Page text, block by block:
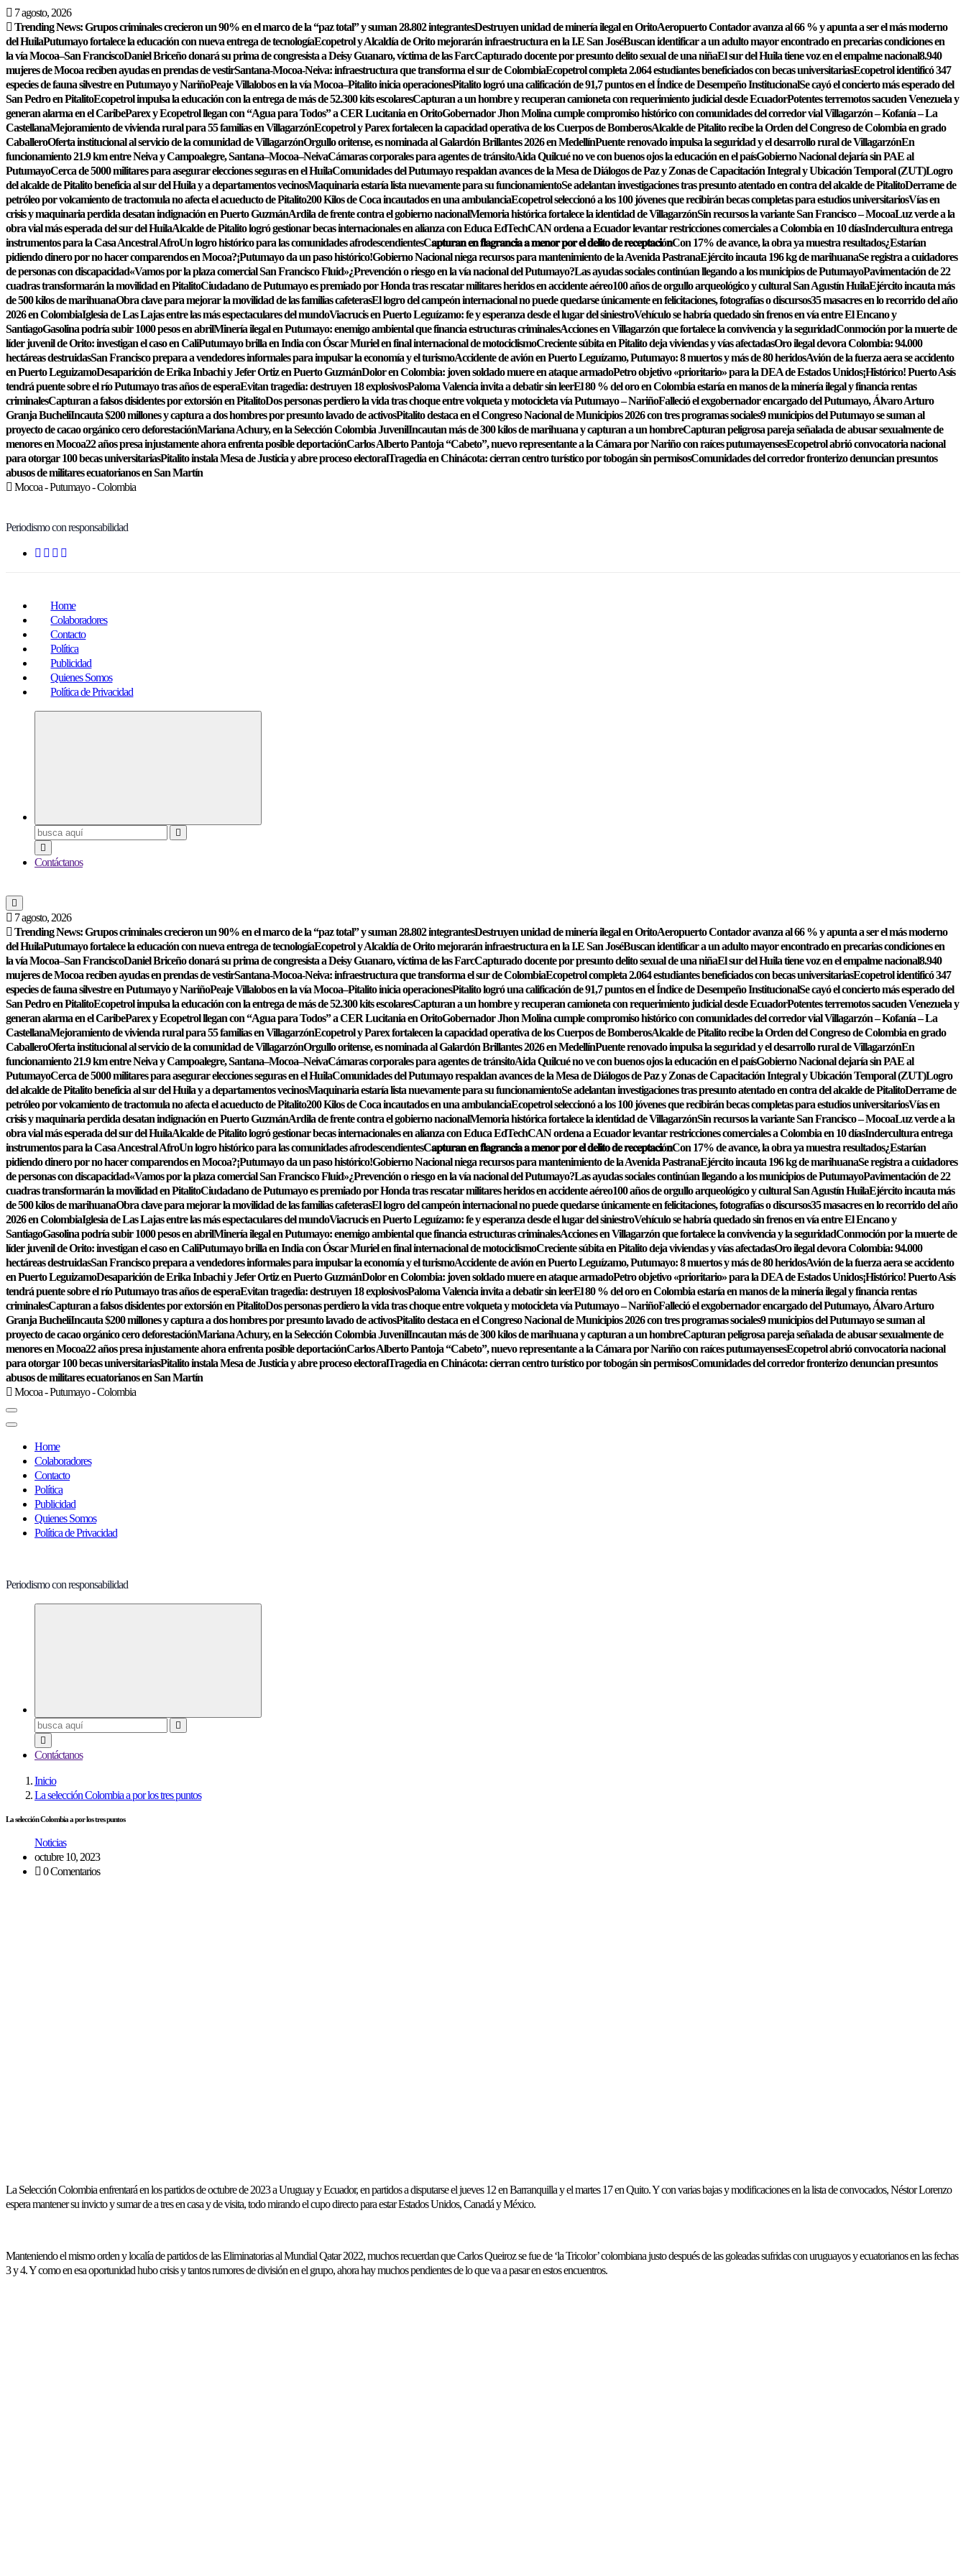
Saltar
al
contenido
7 agosto, 2026
Trending News:Grupos criminales crecieron un 90% en el marco de la “paz total” y suman 28.802 integrantesDestruyen unidad de minería ilegal en OritoAeropuerto Contador avanza al 66 % y apunta a ser el más moderno
del HuilaPutumayo fortalece la educación con nueva entrega de tecnologíaEcopetrol y Alcaldía de Orito mejorarán infraestructura en la I.E San JoséBuscan identificar a un adulto mayor encontrado en precarias condiciones en
la vía Mocoa–San FranciscoDaniel Briceño donará su prima de congresista a Deisy Guanaro, víctima de las FarcCapturado docente por presunto delito sexual de una niñaEl sur del Huila tiene voz en el empalme nacional8.940
mujeres de Mocoa reciben ayudas en prendas de vestirSantana-Mocoa-Neiva: infraestructura que transforma el sur de ColombiaEcopetrol completa 2.064 estudiantes beneficiados con becas universitariasEcopetrol identificó 347
especies de fauna silvestre en Putumayo y NariñoPeaje Villalobos en la vía Mocoa–Pitalito inicia operacionesPitalito logró una calificación de 91,7 puntos en el Índice de Desempeño InstitucionalSe cayó el concierto más esperado del
San Pedro en PitalitoEcopetrol impulsa la educación con la entrega de más de 52.300 kits escolaresCapturan a un hombre y recuperan camioneta con requerimiento judicial desde EcuadorPotentes terremotos sacuden Venezuela y
generan alarma en el CaribeParex y Ecopetrol llegan con “Agua para Todos” a CER Lucitania en OritoGobernador Jhon Molina cumple compromiso histórico con comunidades del corredor vial Villagarzón – Kofanía – La
CastellanaMejoramiento de vivienda rural para 55 familias en VillagarzónEcopetrol y Parex fortalecen la capacidad operativa de los Cuerpos de BomberosAlcalde de Pitalito recibe la Orden del Congreso de Colombia en grado
CaballeroOferta institucional al servicio de la comunidad de VillagarzónOrgullo oritense, es nominada al Galardón Brillantes 2026 en MedellínPuente renovado impulsa la seguridad y el desarrollo rural de VillagarzónEn
funcionamiento 21.9 km entre Neiva y Campoalegre, Santana–Mocoa–NeivaCámaras corporales para agentes de tránsitoAida Quilcué no ve con buenos ojos la educación en el paísGobierno Nacional dejaría sin PAE al
PutumayoCerca de 5000 militares para asegurar elecciones seguras en el HuilaComunidades del Putumayo respaldan avances de la Mesa de Diálogos de Paz y Zonas de Capacitación Integral y Ubicación Temporal (ZUT)Logro
del alcalde de Pitalito beneficia al sur del Huila y a departamentos vecinosMaquinaria estaría lista nuevamente para su funcionamientoSe adelantan investigaciones tras presunto atentado en contra del alcalde de PitalitoDerrame de
petróleo por volcamiento de tractomula no afecta el acueducto de Pitalito200 Kilos de Coca incautados en una ambulanciaEcopetrol seleccionó a los 100 jóvenes que recibirán becas completas para estudios universitariosVías en
crisis y maquinaria perdida desatan indignación en Puerto GuzmánArdila de frente contra el gobierno nacionalMemoria histórica fortalece la identidad de VillagarzónSin recursos la variante San Francisco – MocoaLuz verde a la
obra vial más esperada del sur del HuilaAlcalde de Pitalito logró gestionar becas internacionales en alianza con Educa EdTechCAN ordena a Ecuador levantar restricciones comerciales a Colombia en 10 díasIndercultura entrega
instrumentos para la Casa Ancestral AfroUn logro histórico para las comunidades afrodescendientesC𝐚𝐩𝐭𝐮𝐫𝐚𝐧 𝐞𝐧 𝐟𝐥𝐚𝐠𝐫𝐚𝐧𝐜𝐢𝐚 𝐚 𝐦𝐞𝐧𝐨𝐫 𝐩𝐨𝐫 𝐞𝐥 𝐝𝐞𝐥𝐢𝐭𝐨 𝐝𝐞 𝐫𝐞𝐜𝐞𝐩𝐭𝐚𝐜𝐢ó𝐧Con 17% de avance, la obra ya muestra resultados¿Estarían
pidiendo dinero por no hacer comparendos en Mocoa?¡Putumayo da un paso histórico!Gobierno Nacional niega recursos para mantenimiento de la Avenida PastranaEjército incauta 196 kg de marihuanaSe registra a cuidadores
de personas con discapacidad«Vamos por la plaza comercial San Francisco Fluid»¿Prevención o riesgo en la vía nacional del Putumayo?Las ayudas sociales continúan llegando a los municipios de PutumayoPavimentación de 22
cuadras transformarán la movilidad en PitalitoCiudadano de Putumayo es premiado por Honda tras rescatar militares heridos en accidente aéreo100 años de orgullo arqueológico y cultural San Agustín HuilaEjército incauta más
de 500 kilos de marihuanaObra clave para mejorar la movilidad de las familias cafeterasEl logro del campeón internacional no puede quedarse únicamente en felicitaciones, fotografías o discursos35 masacres en lo recorrido del año
2026 en ColombiaIglesia de Las Lajas entre las más espectaculares del mundoViacrucis en Puerto Leguízamo: fe y esperanza desde el lugar del siniestroVehículo se habría quedado sin frenos en vía entre El Encano y
SantiagoGasolina podría subir 1000 pesos en abrilMinería ilegal en Putumayo: enemigo ambiental que financia estructuras criminalesAcciones en Villagarzón que fortalece la convivencia y la seguridadConmoción por la muerte de
líder juvenil de Orito: investigan el caso en CaliPutumayo brilla en India con Óscar Muriel en final internacional de motociclismoCreciente súbita en Pitalito deja viviendas y vías afectadasOro ilegal devora Colombia: 94.000
hectáreas destruidasSan Francisco prepara a vendedores informales para impulsar la economía y el turismoAccidente de avión en Puerto Leguízamo, Putumayo: 8 muertos y más de 80 heridosAvión de la fuerza aera se accidento
en Puerto LeguizamoDesaparición de Erika Inbachi y Jefer Ortiz en Puerto GuzmánDolor en Colombia: joven soldado muere en ataque armadoPetro objetivo «prioritario» para la DEA de Estados Unidos¡Histórico! Puerto Asís
tendrá puente sobre el río Putumayo tras años de esperaEvitan tragedia: destruyen 18 explosivosPaloma Valencia invita a debatir sin leerEl 80 % del oro en Colombia estaría en manos de la minería ilegal y financia rentas
criminalesCapturan a falsos disidentes por extorsión en PitalitoDos personas perdiero la vida tras choque entre volqueta y motocicleta vía Putumayo – NariñoFalleció el exgobernador encargado del Putumayo, Álvaro Arturo
Granja BucheliIncauta $200 millones y captura a dos hombres por presunto lavado de activosPitalito destaca en el Congreso Nacional de Municipios 2026 con tres programas sociales9 municipios del Putumayo se suman al
proyecto de cacao orgánico cero deforestaciónMariana Achury, en la Selección Colombia JuvenilIncautan más de 300 kilos de marihuana y capturan a un hombreCapturan peligrosa pareja señalada de abusar sexualmente de
menores en Mocoa22 años presa injustamente ahora enfrenta posible deportaciónCarlos Alberto Pantoja “Cabeto”, nuevo representante a la Cámara por Nariño con raíces putumayensesEcopetrol abrió convocatoria nacional
para otorgar 100 becas universitariasPitalito instala Mesa de Justicia y abre proceso electoralTragedia en Chinácota: cierran centro turístico por tobogán sin permisosComunidades del corredor fronterizo denuncian presuntos
abusos de militares ecuatorianos en San Martín
Mocoa - Putumayo - Colombia
Periodismo con responsabilidad
Home
Colaboradores
Contacto
Política
Publicidad
Quienes Somos
Política de Privacidad
Buscar:
Contáctanos
7 agosto, 2026
Trending News:Grupos criminales crecieron un 90% en el marco de la “paz total” y suman 28.802 integrantesDestruyen unidad de minería ilegal en OritoAeropuerto Contador avanza al 66 % y apunta a ser el más moderno
del HuilaPutumayo fortalece la educación con nueva entrega de tecnologíaEcopetrol y Alcaldía de Orito mejorarán infraestructura en la I.E San JoséBuscan identificar a un adulto mayor encontrado en precarias condiciones en
la vía Mocoa–San FranciscoDaniel Briceño donará su prima de congresista a Deisy Guanaro, víctima de las FarcCapturado docente por presunto delito sexual de una niñaEl sur del Huila tiene voz en el empalme nacional8.940
mujeres de Mocoa reciben ayudas en prendas de vestirSantana-Mocoa-Neiva: infraestructura que transforma el sur de ColombiaEcopetrol completa 2.064 estudiantes beneficiados con becas universitariasEcopetrol identificó 347
especies de fauna silvestre en Putumayo y NariñoPeaje Villalobos en la vía Mocoa–Pitalito inicia operacionesPitalito logró una calificación de 91,7 puntos en el Índice de Desempeño InstitucionalSe cayó el concierto más esperado del
San Pedro en PitalitoEcopetrol impulsa la educación con la entrega de más de 52.300 kits escolaresCapturan a un hombre y recuperan camioneta con requerimiento judicial desde EcuadorPotentes terremotos sacuden Venezuela y
generan alarma en el CaribeParex y Ecopetrol llegan con “Agua para Todos” a CER Lucitania en OritoGobernador Jhon Molina cumple compromiso histórico con comunidades del corredor vial Villagarzón – Kofanía – La
CastellanaMejoramiento de vivienda rural para 55 familias en VillagarzónEcopetrol y Parex fortalecen la capacidad operativa de los Cuerpos de BomberosAlcalde de Pitalito recibe la Orden del Congreso de Colombia en grado
CaballeroOferta institucional al servicio de la comunidad de VillagarzónOrgullo oritense, es nominada al Galardón Brillantes 2026 en MedellínPuente renovado impulsa la seguridad y el desarrollo rural de VillagarzónEn
funcionamiento 21.9 km entre Neiva y Campoalegre, Santana–Mocoa–NeivaCámaras corporales para agentes de tránsitoAida Quilcué no ve con buenos ojos la educación en el paísGobierno Nacional dejaría sin PAE al
PutumayoCerca de 5000 militares para asegurar elecciones seguras en el HuilaComunidades del Putumayo respaldan avances de la Mesa de Diálogos de Paz y Zonas de Capacitación Integral y Ubicación Temporal (ZUT)Logro
del alcalde de Pitalito beneficia al sur del Huila y a departamentos vecinosMaquinaria estaría lista nuevamente para su funcionamientoSe adelantan investigaciones tras presunto atentado en contra del alcalde de PitalitoDerrame de
petróleo por volcamiento de tractomula no afecta el acueducto de Pitalito200 Kilos de Coca incautados en una ambulanciaEcopetrol seleccionó a los 100 jóvenes que recibirán becas completas para estudios universitariosVías en
crisis y maquinaria perdida desatan indignación en Puerto GuzmánArdila de frente contra el gobierno nacionalMemoria histórica fortalece la identidad de VillagarzónSin recursos la variante San Francisco – MocoaLuz verde a la
obra vial más esperada del sur del HuilaAlcalde de Pitalito logró gestionar becas internacionales en alianza con Educa EdTechCAN ordena a Ecuador levantar restricciones comerciales a Colombia en 10 díasIndercultura entrega
instrumentos para la Casa Ancestral AfroUn logro histórico para las comunidades afrodescendientesC𝐚𝐩𝐭𝐮𝐫𝐚𝐧 𝐞𝐧 𝐟𝐥𝐚𝐠𝐫𝐚𝐧𝐜𝐢𝐚 𝐚 𝐦𝐞𝐧𝐨𝐫 𝐩𝐨𝐫 𝐞𝐥 𝐝𝐞𝐥𝐢𝐭𝐨 𝐝𝐞 𝐫𝐞𝐜𝐞𝐩𝐭𝐚𝐜𝐢ó𝐧Con 17% de avance, la obra ya muestra resultados¿Estarían
pidiendo dinero por no hacer comparendos en Mocoa?¡Putumayo da un paso histórico!Gobierno Nacional niega recursos para mantenimiento de la Avenida PastranaEjército incauta 196 kg de marihuanaSe registra a cuidadores
de personas con discapacidad«Vamos por la plaza comercial San Francisco Fluid»¿Prevención o riesgo en la vía nacional del Putumayo?Las ayudas sociales continúan llegando a los municipios de PutumayoPavimentación de 22
cuadras transformarán la movilidad en PitalitoCiudadano de Putumayo es premiado por Honda tras rescatar militares heridos en accidente aéreo100 años de orgullo arqueológico y cultural San Agustín HuilaEjército incauta más
de 500 kilos de marihuanaObra clave para mejorar la movilidad de las familias cafeterasEl logro del campeón internacional no puede quedarse únicamente en felicitaciones, fotografías o discursos35 masacres en lo recorrido del año
2026 en ColombiaIglesia de Las Lajas entre las más espectaculares del mundoViacrucis en Puerto Leguízamo: fe y esperanza desde el lugar del siniestroVehículo se habría quedado sin frenos en vía entre El Encano y
SantiagoGasolina podría subir 1000 pesos en abrilMinería ilegal en Putumayo: enemigo ambiental que financia estructuras criminalesAcciones en Villagarzón que fortalece la convivencia y la seguridadConmoción por la muerte de
líder juvenil de Orito: investigan el caso en CaliPutumayo brilla en India con Óscar Muriel en final internacional de motociclismoCreciente súbita en Pitalito deja viviendas y vías afectadasOro ilegal devora Colombia: 94.000
hectáreas destruidasSan Francisco prepara a vendedores informales para impulsar la economía y el turismoAccidente de avión en Puerto Leguízamo, Putumayo: 8 muertos y más de 80 heridosAvión de la fuerza aera se accidento
en Puerto LeguizamoDesaparición de Erika Inbachi y Jefer Ortiz en Puerto GuzmánDolor en Colombia: joven soldado muere en ataque armadoPetro objetivo «prioritario» para la DEA de Estados Unidos¡Histórico! Puerto Asís
tendrá puente sobre el río Putumayo tras años de esperaEvitan tragedia: destruyen 18 explosivosPaloma Valencia invita a debatir sin leerEl 80 % del oro en Colombia estaría en manos de la minería ilegal y financia rentas
criminalesCapturan a falsos disidentes por extorsión en PitalitoDos personas perdiero la vida tras choque entre volqueta y motocicleta vía Putumayo – NariñoFalleció el exgobernador encargado del Putumayo, Álvaro Arturo
Granja BucheliIncauta $200 millones y captura a dos hombres por presunto lavado de activosPitalito destaca en el Congreso Nacional de Municipios 2026 con tres programas sociales9 municipios del Putumayo se suman al
proyecto de cacao orgánico cero deforestaciónMariana Achury, en la Selección Colombia JuvenilIncautan más de 300 kilos de marihuana y capturan a un hombreCapturan peligrosa pareja señalada de abusar sexualmente de
menores en Mocoa22 años presa injustamente ahora enfrenta posible deportaciónCarlos Alberto Pantoja “Cabeto”, nuevo representante a la Cámara por Nariño con raíces putumayensesEcopetrol abrió convocatoria nacional
para otorgar 100 becas universitariasPitalito instala Mesa de Justicia y abre proceso electoralTragedia en Chinácota: cierran centro turístico por tobogán sin permisosComunidades del corredor fronterizo denuncian presuntos
abusos de militares ecuatorianos en San Martín
Mocoa - Putumayo - Colombia
Home
Colaboradores
Contacto
Política
Publicidad
Quienes Somos
Política de Privacidad
Periodismo con responsabilidad
Buscar:
Contáctanos
Inicio
La selección Colombia a por los tres puntos
La selección Colombia a por los tres puntos
Noticias
octubre 10, 2023
0 Comentarios
La Selección Colombia enfrentará en los partidos de octubre de 2023 a Uruguay y Ecuador, en partidos a disputarse el jueves 12 en Barranquilla y el martes 17 en Quito. Y con varias bajas y modificaciones en la lista de convocados, Néstor Lorenzo
espera mantener su invicto y sumar de a tres en casa y de visita, todo mirando el cupo directo para estar Estados Unidos, Canadá y México.
Manteniendo el mismo orden y localía de partidos de las Eliminatorias al Mundial Qatar 2022, muchos recuerdan que Carlos Queiroz se fue de ‘la Tricolor’ colombiana justo después de las goleadas sufridas con uruguayos y ecuatorianos en las fechas
3 y 4. Y como en esa oportunidad hubo crisis y tantos rumores de división en el grupo, ahora hay muchos pendientes de lo que va a pasar en estos encuentros.